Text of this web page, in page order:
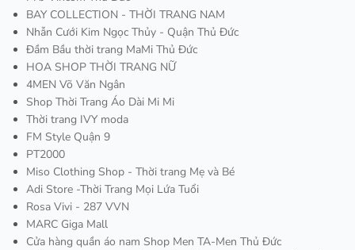
BAY COLLECTION - THỜI TRANG NAM
Nhẫn Cưới Kim Ngọc Thủy - Quận Thủ Đức
Đầm Bầu thời trang MaMi Thủ Đức
HOA SHOP THỜI TRANG NỮ
4MEN Võ Văn Ngân
Shop Thời Trang Áo Dài Mi Mi
Thời trang IVY moda
FM Style Quận 9
PT2000
Miso Clothing Shop - Thời trang Mẹ và Bé
Adi Store -Thời Trang Mọi Lứa Tuổi
Rosa Vivi - 287 VVN
MARC Giga Mall
Cửa hàng quần áo nam Shop Men TA-Men Thủ Đức